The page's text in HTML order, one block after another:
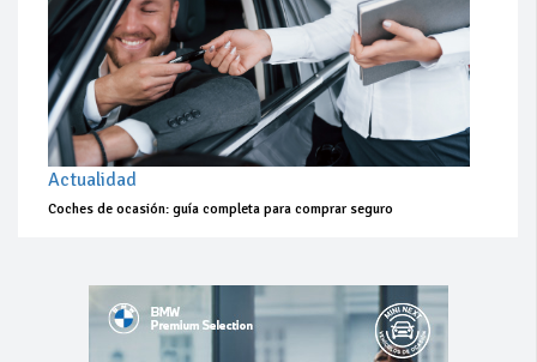
Actualidad
Coches de ocasión: guía completa para comprar seguro